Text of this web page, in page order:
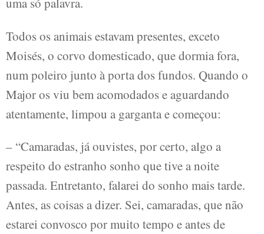
Todos os animais estavam presentes, exceto
Moisés, o corvo domesticado, que dormia fora,
num poleiro junto à porta dos fundos. Quando o
Major os viu bem acomodados e aguardando
atentamente, limpou a garganta e começou:
– “Camaradas, já ouvistes, por certo, algo a
respeito do estranho sonho que tive a noite
passada. Entretanto, falarei do sonho mais tarde.
Antes, as coisas a dizer. Sei, camaradas, que não
estarei convosco por muito tempo e antes de